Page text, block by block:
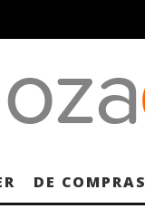
DE COMPRAS